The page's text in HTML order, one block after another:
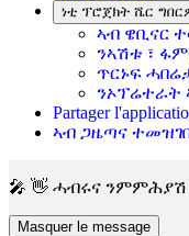
ነቲ ፕሮጀክት ሼር
ኣብ ዌቢናር
ንኣሽቱ ፣
ጥርኑፍ
ንኦፕሬተራት
Partager
ኣብ ጋዜጣና
🎤 👋 ሓብሩና ንምምሕያሽ
Masquer le message